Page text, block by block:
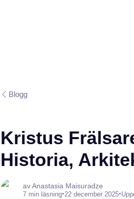
Blogg
Kristus
Historia,
av Anastasia Maisuradze
7 min läsning•22 december 2025•